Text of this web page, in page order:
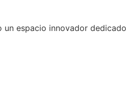
espacio innovador